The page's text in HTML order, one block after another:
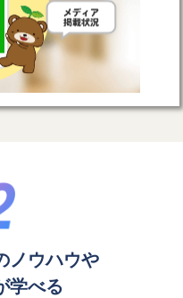
ノウハウや
学べる